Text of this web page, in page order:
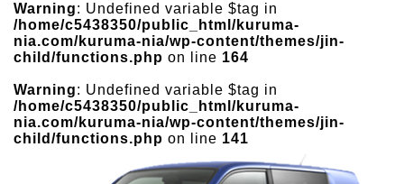
Warning: Undefined variable $tag in
/home/c5438350/public_html/kuruma-
nia.com/kuruma-nia/wp-content/themes/jin-
child/functions.php on line 164
Warning: Undefined variable $tag in
/home/c5438350/public_html/kuruma-
nia.com/kuruma-nia/wp-content/themes/jin-
child/functions.php on line 141